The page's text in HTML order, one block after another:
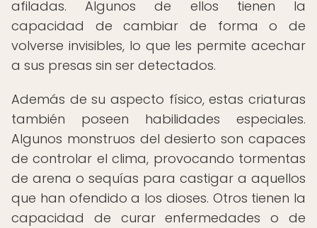
afiladas. Algunos de ellos tienen la
capacidad de cambiar de forma o de
volverse invisibles, lo que les permite acechar
a sus presas sin ser detectados.
Además de su aspecto físico, estas criaturas
también poseen habilidades especiales.
Algunos monstruos del desierto son capaces
de controlar el clima, provocando tormentas
de arena o sequías para castigar a aquellos
que han ofendido a los dioses. Otros tienen la
capacidad de curar enfermedades o de